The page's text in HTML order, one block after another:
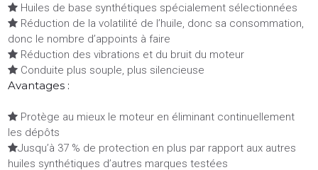
 Huiles de base synthétiques spécialement sélectionnées
 Réduction de la volatilité de l’huile, donc sa consommation,
donc le nombre d’appoints à faire
 Réduction des vibrations et du bruit du moteur
 Conduite plus souple, plus silencieuse
Avantages :
 Protège au mieux le moteur en éliminant continuellement
les dépôts
Jusqu’à 37 % de protection en plus par rapport aux autres
huiles synthétiques d’autres marques testées